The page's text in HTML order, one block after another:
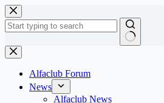
Zum
Inhalt
springen
Keine
Ergebnisse
Alfaclub Forum
News
Alfaclub News